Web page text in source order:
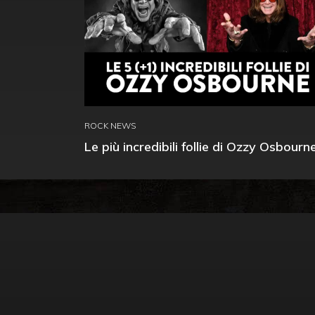
ROCK NEWS
Le più incredibili follie di Ozzy